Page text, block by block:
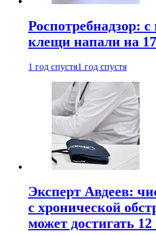
Роспотребнадзор: с
клещи напали на
1 год спустя1 год спустя
Эксперт Авдеев:
с хронической
может достигать